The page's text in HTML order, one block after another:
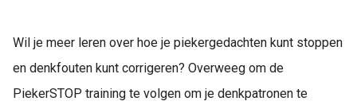
Wil je meer leren over hoe je piekergedachten kunt stoppen
en denkfouten kunt corrigeren? Overweeg om de
PiekerSTOP training te volgen om je denkpatronen te